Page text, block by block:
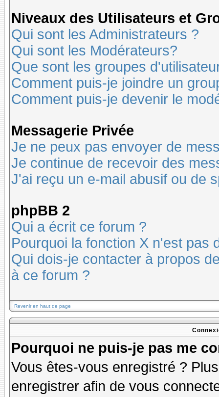
Niveaux des Utilisateurs et
Qui sont les Administrateurs ?
Qui sont les Modérateurs?
Que sont les groupes
Comment puis-je joindre un
Comment puis-je devenir le
Messagerie Privée
Je ne peux pas envoyer de
Je continue de recevoir des
J'ai reçu un e-mail abusif ou de
phpBB 2
Qui a écrit ce forum ?
Pourquoi la fonction X n'est pas
Qui dois-je contacter à propos
à ce forum ?
Revenir en haut de page
Pourquoi ne puis-je pas me
Vous êtes-vous enregistré ?
enregistrer afin de vous